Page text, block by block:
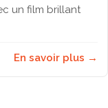
un film brillant
En savoir plus →